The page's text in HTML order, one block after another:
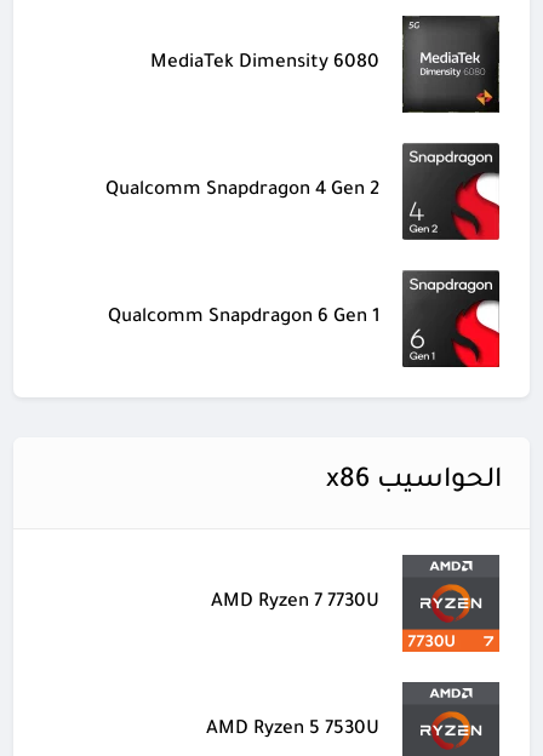
MediaTek Dimensity 6080
Qualcomm Snapdragon 4 Gen 2
Qualcomm Snapdragon 6 Gen 1
الحواسيب x86
AMD Ryzen 7 7730U
AMD Ryzen 5 7530U